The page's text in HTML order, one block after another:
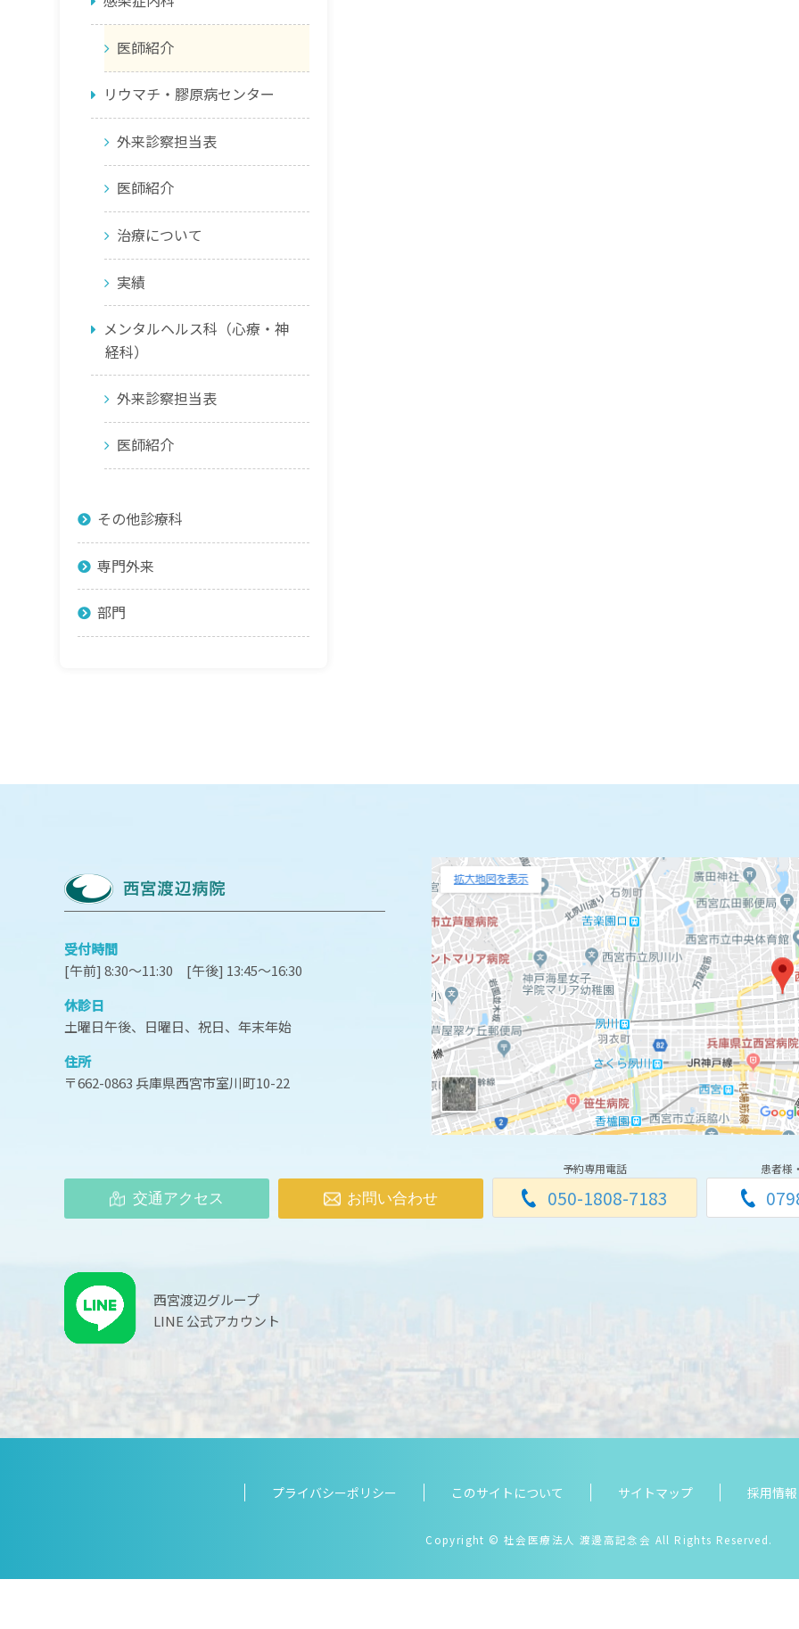
医師紹介
リウマチ・膠原病センター
外来診察担当表
医師紹介
治療について
実績
メンタルヘルス科（心療・神
経科）
外来診察担当表
医師紹介
その他診療科
専門外来
部門
受付時間
[午前] 8:30～11:30 [午後] 13:45～16:30
休診日
土曜日午後、日曜日、祝日、年末年始
住所
〒662-0863 兵庫県西宮市室川町10-22
交通アクセス お問い合わせ
予約専用電話
050-1808-7183
患者様
西宮渡辺グループ
LINE 公式アカウント
プライバシーポリシー このサイトについて サイトマップ 採用情報
Copyright © 社会医療法人 渡邊高記念会 All Rights Reserved.